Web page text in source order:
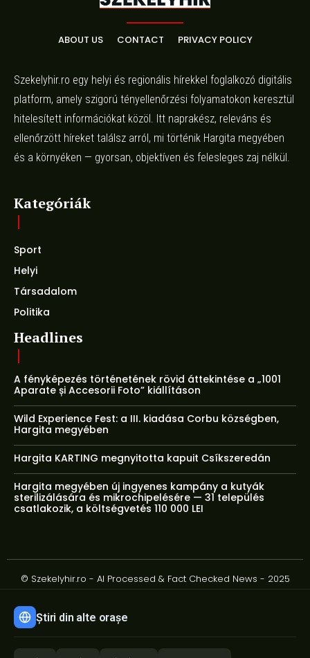
ABOUT US CONTACT PRIVACY POLICY
Szekelyhir.ro egy helyi és regionális hírekkel foglalkozó digitális
platform, amely szigorú tényellenőrzési folyamatokon keresztül
hitelesített információkat közöl. Itt naprakész, releváns és
ellenőrzött híreket találsz arról, mi történik Hargita megyében
és a környéken — gyorsan, objektíven és felesleges zaj nélkül.
Kategóriák
Sport
Helyi
Társadalom
Politika
Headlines
A fényképezés történetének rövid áttekintése a „1001
Aparate și Accesorii Foto” kiállításon
Wild Experience Fest: a III. kiadása Corbu községben,
Hargita megyében
Hargita KARTING megnyitotta kapuit Csíkszeredán
Hargita megyében új ingyenes kampány a kutyák
sterilizálására és mikrochipelésére — 31 település
csatlakozik, a költségvetés 110 000 LEI
© Szekelyhir.ro - AI Processed & Fact Checked News - 2025
Știri din alte orașe